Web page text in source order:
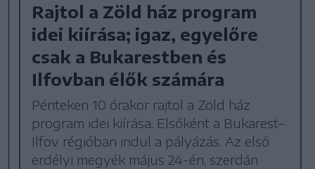
Rajtol a Zöld ház program
idei kiírása; igaz, egyelőre
csak a Bukarestben és
Ilfovban élők számára
Pénteken 10 órakor rajtol a Zöld ház
program idei kiírása. Elsőként a Bukarest–
Ilfov régióban indul a pályázás. Az első
erdélyi megyék május 24-én, szerdán